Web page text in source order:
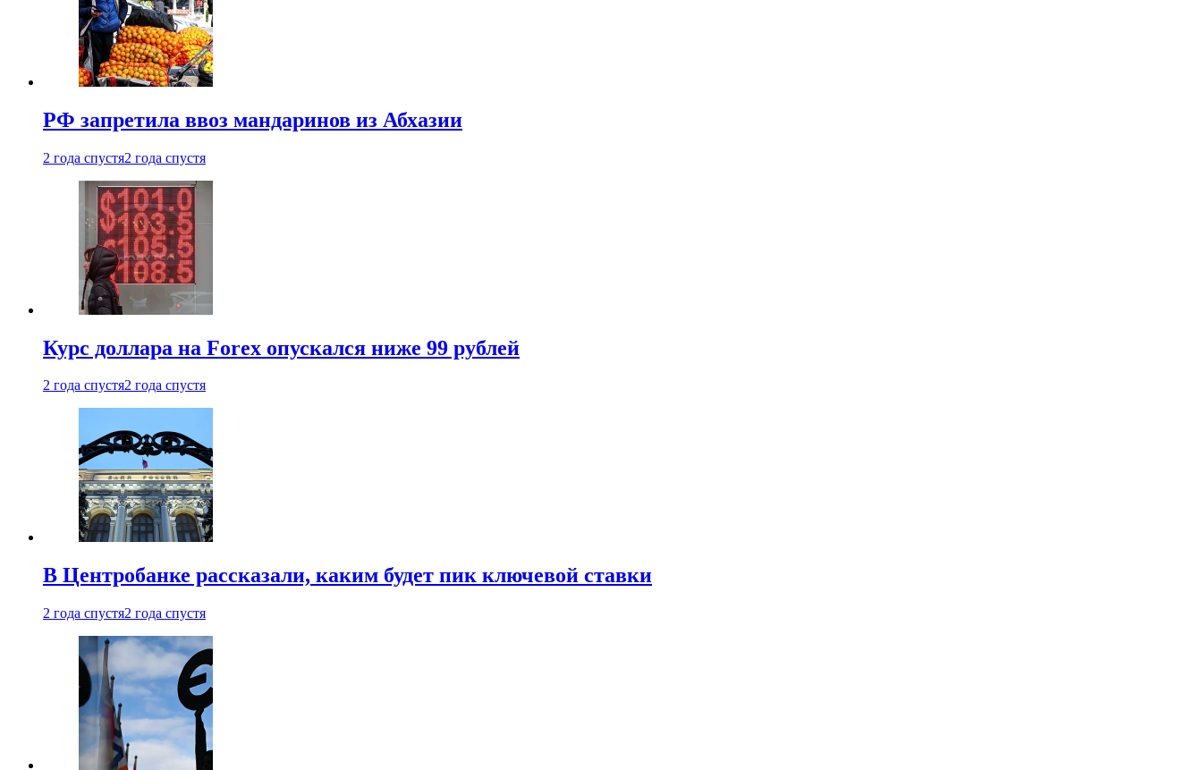
РФ запретила ввоз мандаринов из Абхазии
2 года спустя2 года спустя
Курс доллара на Forex опускался ниже 99 рублей
2 года спустя2 года спустя
В Центробанке рассказали, каким будет пик ключевой ставки
2 года спустя2 года спустя